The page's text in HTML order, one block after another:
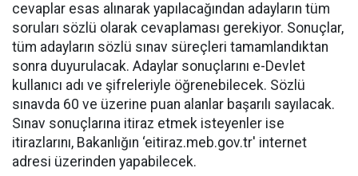
cevaplar esas alınarak yapılacağından adayların tüm
soruları sözlü olarak cevaplaması gerekiyor. Sonuçlar,
tüm adayların sözlü sınav süreçleri tamamlandıktan
sonra duyurulacak. Adaylar sonuçlarını e-Devlet
kullanıcı adı ve şifreleriyle öğrenebilecek. Sözlü
sınavda 60 ve üzerine puan alanlar başarılı sayılacak.
Sınav sonuçlarına itiraz etmek isteyenler ise
itirazlarını, Bakanlığın ‘eitiraz.meb.gov.tr' internet
adresi üzerinden yapabilecek.